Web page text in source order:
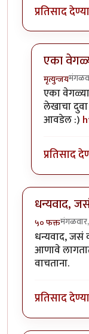
प्रतिसाद
एका
मृत्युन्जय
In reply to
एका
लेखाचा
आवडेल :)
प्रतिसाद
धन्यवाद,
५० फक्त
धन्यवाद,
आणावे
वाचताना.
प्रतिसाद